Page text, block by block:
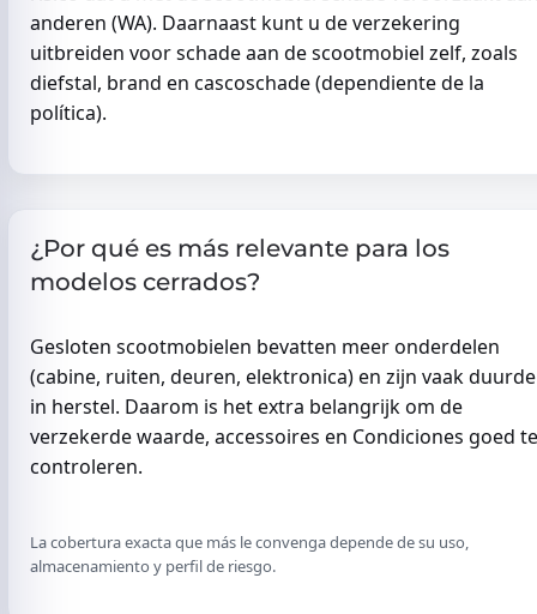
anderen (WA). Daarnaast kunt u de verzekering
uitbreiden voor schade aan de scootmobiel zelf, zoals
diefstal, brand en cascoschade (dependiente de la
política).
¿Por qué es más relevante para los
modelos cerrados?
Gesloten scootmobielen bevatten meer onderdelen
(cabine, ruiten, deuren, elektronica) en zijn vaak
in herstel. Daarom is het extra belangrijk om de
verzekerde waarde, accessoires en Condiciones goed te
controleren.
La cobertura exacta que más le convenga depende de su uso,
almacenamiento y perfil de riesgo.